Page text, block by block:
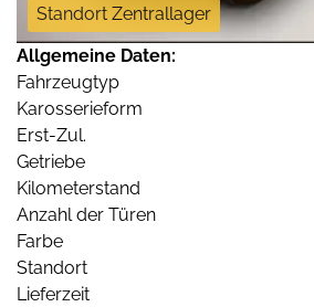
Standort Zentrallager
Allgemeine Daten:
Fahrzeugtyp
Karosserieform
Erst-Zul.
Getriebe
Kilometerstand
Anzahl der Türen
Farbe
Standort
Lieferzeit